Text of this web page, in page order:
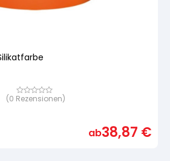
Bewertet
(0 Rezensionen)
ab38,87 €